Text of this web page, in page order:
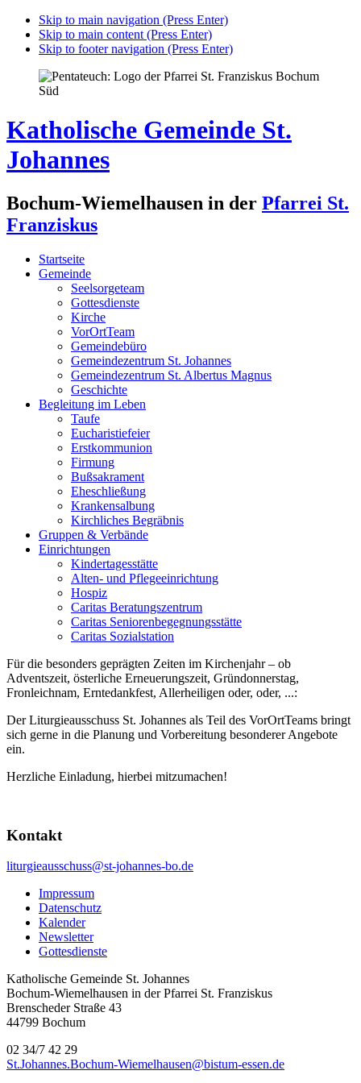
Skip to main navigation (Press Enter)
Skip to main content (Press Enter)
Skip to footer navigation (Press Enter)
Katholische Gemeinde St.
Johannes
Bochum-Wiemelhausen in der Pfarrei St.
Franziskus
Startseite
Gemeinde
Seelsorgeteam
Gottesdienste
Kirche
VorOrtTeam
Gemeindebüro
Gemeindezentrum St. Johannes
Gemeindezentrum St. Albertus Magnus
Geschichte
Begleitung im Leben
Taufe
Eucharistiefeier
Erstkommunion
Firmung
Bußsakrament
Eheschließung
Krankensalbung
Kirchliches Begräbnis
Gruppen & Verbände
Einrichtungen
Kindertagesstätte
Alten- und Pflegeeinrichtung
Hospiz
Caritas Beratungszentrum
Caritas Seniorenbegegnungsstätte
Caritas Sozialstation
Für die besonders geprägten Zeiten im Kirchenjahr – ob
Adventszeit, österliche Erneuerungszeit, Gründonnerstag,
Fronleichnam, Erntedankfest, Allerheiligen oder, oder, ...:
Der Liturgieausschuss St. Johannes als Teil des VorOrtTeams bringt
sich gerne in die Planung und Vorbereitung besonderer Angebote
ein.
Herzliche Einladung, hierbei mitzumachen!
Kontakt
liturgieausschuss@st-johannes-bo.de
Impressum
Datenschutz
Kalender
Newsletter
Gottesdienste
Katholische Gemeinde St. Johannes
Bochum-Wiemelhausen in der Pfarrei St. Franziskus
Brenscheder Straße 43
44799 Bochum
02 34/7 42 29
St.Johannes.Bochum-Wiemelhausen@bistum-essen.de